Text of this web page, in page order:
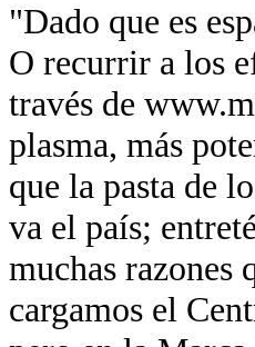
"Dado que es
O recurrir a los
través de
plasma, más
que la pasta de
va el país;
muchas razones
cargamos el